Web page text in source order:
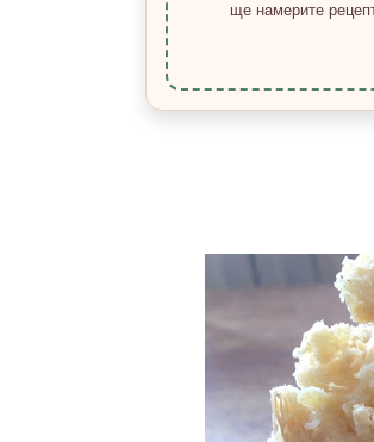
ще намерите